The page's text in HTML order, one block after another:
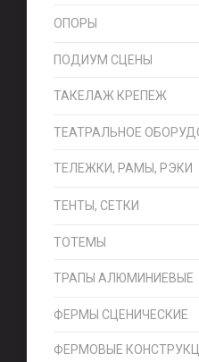
ОПОРЫ
ПОДИУМ СЦЕНЫ
ТАКЕЛАЖ КРЕПЕЖ
ТЕАТРАЛЬНОЕ
ТЕЛЕЖКИ, РАМЫ, РЭКИ
ТЕНТЫ, СЕТКИ
ТОТЕМЫ
ТРАПЫ АЛЮМИНИЕВЫЕ
ФЕРМЫ СЦЕНИЧЕСКИЕ
ФЕРМОВЫЕ